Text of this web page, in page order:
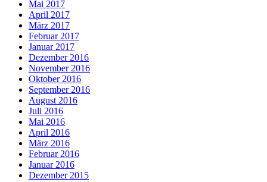
Mai 2017
April 2017
März 2017
Februar 2017
Januar 2017
Dezember 2016
November 2016
Oktober 2016
September 2016
August 2016
Juli 2016
Mai 2016
April 2016
März 2016
Februar 2016
Januar 2016
Dezember 2015